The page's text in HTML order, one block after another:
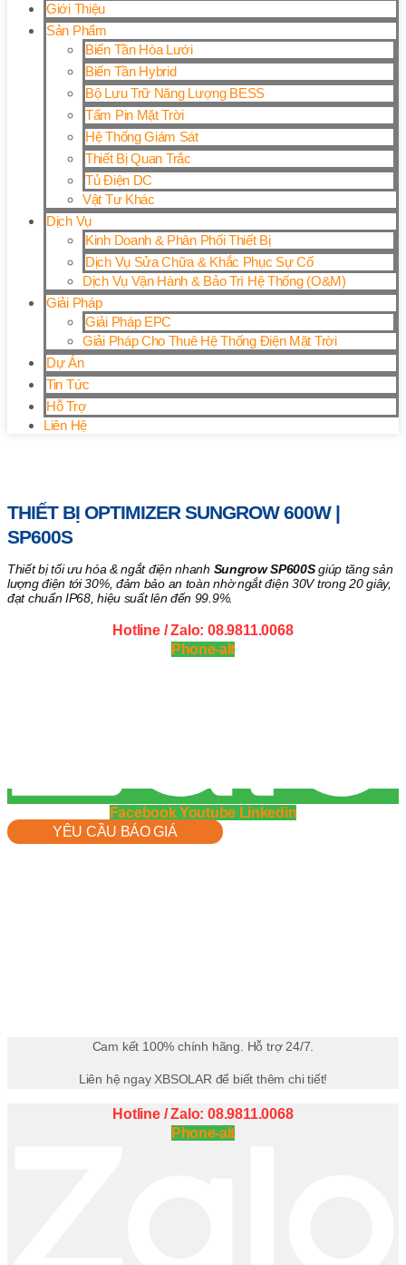
Giới Thiệu
Sản Phẩm
Biến Tần Hòa Lưới
Biến Tần Hybrid
Bộ Lưu Trữ Năng Lượng BESS
Tấm Pin Mặt Trời
Hệ Thống Giám Sát
Thiết Bị Quan Trắc
Tủ Điện DC
Vật Tư Khác
Dịch Vụ
Kinh Doanh & Phân Phối Thiết Bị
Dịch Vụ Sửa Chữa & Khắc Phục Sự Cố
Dịch Vụ Vận Hành & Bảo Trì Hệ Thống (O&M)
Giải Pháp
Giải Pháp EPC
Giải Pháp Cho Thuê Hệ Thống Điện Mặt Trời
Dự Án
Tin Tức
Hỗ Trợ
Liên Hệ
THIẾT BỊ OPTIMIZER SUNGROW 600W |
SP600S
Thiết bị tối ưu hóa & ngắt điện nhanh Sungrow SP600Sgiúp tăng sản
lượng điện tới 30%, đảm bảo an toàn nhờ ngắt điện 30V trong 20 giây,
đạt chuẩn IP68, hiệu suất lên đến 99.9%.
Hotline / Zalo: 08.9811.0068
Phone-alt
Facebook Youtube Linkedin
YÊU CẦU BÁO GIÁ
Cam kết 100% chính hãng. Hỗ trợ 24/7.
Liên hệ ngay XBSOLAR để biết thêm chi tiết!
Hotline / Zalo: 08.9811.0068
Phone-alt